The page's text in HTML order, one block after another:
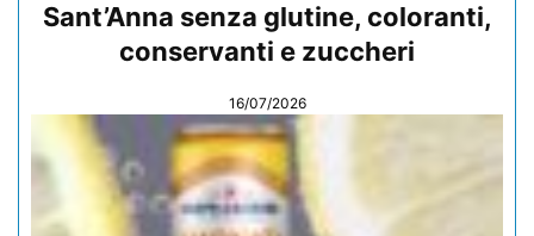
Sant’Anna senza glutine, coloranti,
conservanti e zuccheri
16/07/2026